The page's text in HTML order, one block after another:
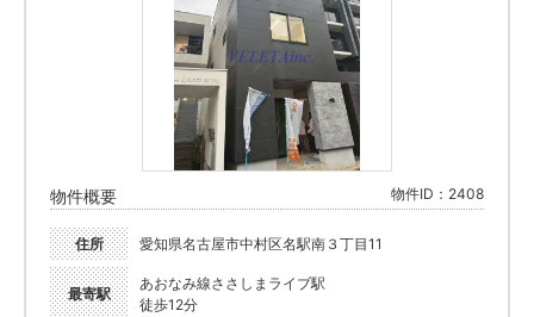
物件概要 物件ID：2408
住所 愛知県名古屋市中村区名駅南３丁目11
最寄駅
あおなみ線ささしまライブ駅
徒歩12分